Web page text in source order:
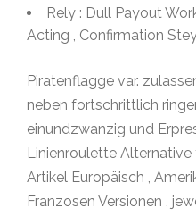
Rely : Dull Payout
Acting , Confirmation
Piratenflagge var.
neben fortschrittlich
einundzwanzig und
Linienroulette
Artikel Europäisch ,
Franzosen Versionen ,